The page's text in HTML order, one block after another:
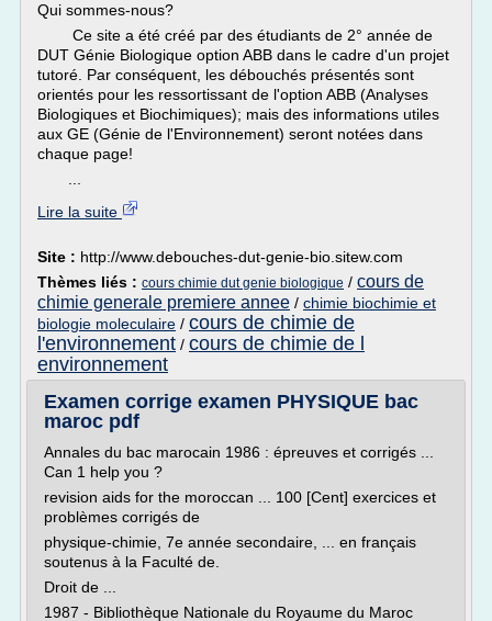
Qui sommes-nous?
Ce site a été créé par des étudiants de 2° année de
DUT Génie Biologique option ABB dans le cadre d'un projet
tutoré. Par conséquent, les débouchés présentés sont
orientés pour les ressortissant de l'option ABB (Analyses
Biologiques et Biochimiques); mais des informations utiles
aux GE (Génie de l'Environnement) seront notées dans
chaque page!
Lire la suite
Site : http://www.debouches-dut-genie-bio.sitew.com
Thèmes liés : cours chimie dut genie biologique / cours de
chimie generale premiere annee / chimie biochimie et
biologie moleculaire / cours de chimie de
l'environnement / cours de chimie de l
environnement
Examen corrige examen PHYSIQUE bac
maroc pdf
Annales du bac marocain 1986 : épreuves et corrigés ...
Can 1 help you ?
revision aids for the moroccan ... 100 [Cent] exercices et
problèmes corrigés de
physique-chimie, 7e année secondaire, ... en français
soutenus à la Faculté de.
Droit de ...
1987 - Bibliothèque Nationale du Royaume du Maroc